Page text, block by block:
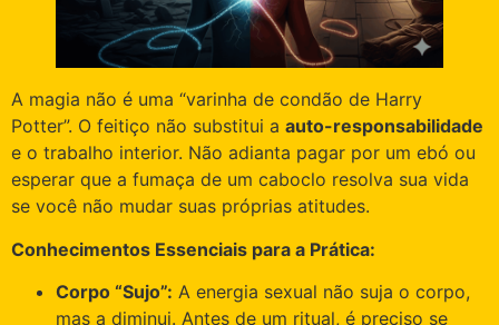
A magia não é uma “varinha de condão de Harry
Potter”. O feitiço não substitui a auto-responsabilidade
e o trabalho interior. Não adianta pagar por um ebó ou
esperar que a fumaça de um caboclo resolva sua vida
se você não mudar suas próprias atitudes.
Conhecimentos Essenciais para a Prática:
Corpo “Sujo”: A energia sexual não suja o corpo,
mas a diminui. Antes de um ritual, é preciso se